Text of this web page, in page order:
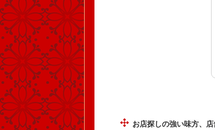
お店探しの強い味方、